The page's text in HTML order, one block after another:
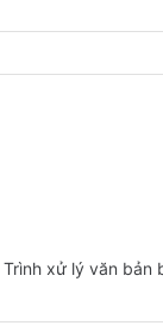
xử lý văn